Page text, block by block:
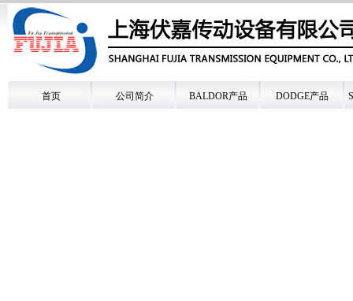
首页 公司简介 BALDOR产品 DODGE产品